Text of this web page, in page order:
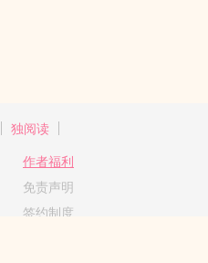
独阅读
作者福利
免责声明
签约制度